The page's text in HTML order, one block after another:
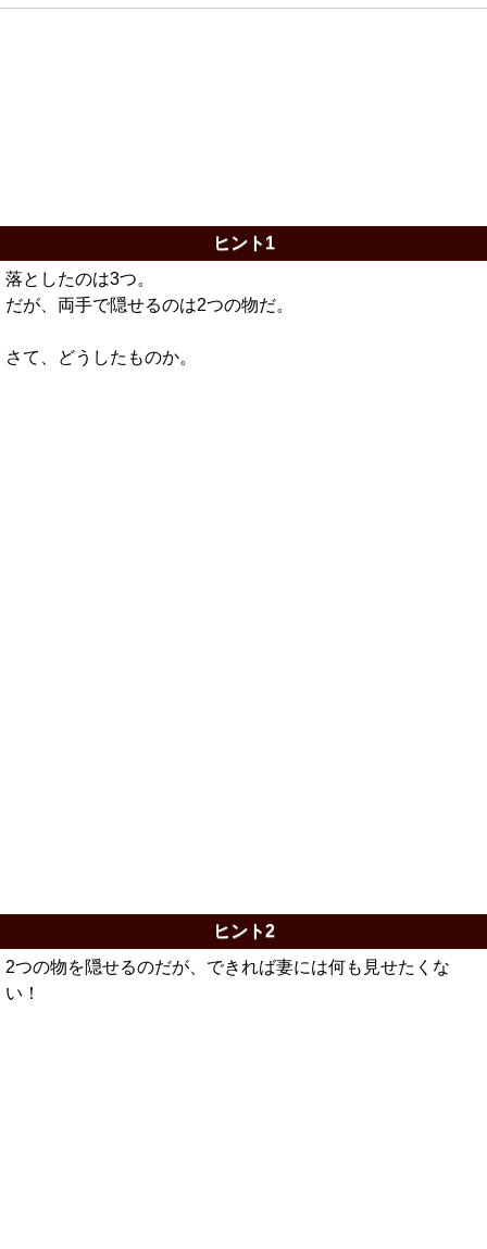
ヒント1
落としたのは3つ。
だが、両手で隠せるのは2つの物だ。
さて、どうしたものか。
ヒント2
2つの物を隠せるのだが、できれば妻には何も見せたくな
い！